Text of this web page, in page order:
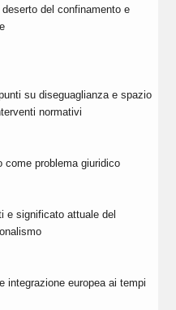
del confinamento e
su diseguaglianza e spazio
normativi
come problema giuridico
e significato attuale del
integrazione europea ai tempi